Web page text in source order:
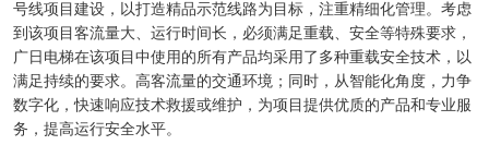
号线项目建设，以打造精品示范线路为目标，注重精细化管理。考虑
到该项目客流量大、运行时间长，必须满足重载、安全等特殊要求，
广日电梯在该项目中使用的所有产品均采用了多种重载安全技术，以
满足持续的要求。高客流量的交通环境；同时，从智能化角度，力争
数字化，快速响应技术救援或维护，为项目提供优质的产品和专业服
务，提高运行安全水平。